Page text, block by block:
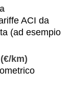
ACI da
(ad esempio
km)